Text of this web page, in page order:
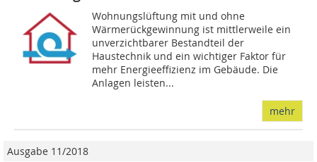
Wohnungslüftung mit und ohne
Wärmerückgewinnung ist mittlerweile ein
unverzichtbarer Bestandteil der
Haustechnik und ein wichtiger Faktor für
mehr Energieeffizienz im Gebäude. Die
Anlagen leisten...
mehr
Ausgabe 11/2018